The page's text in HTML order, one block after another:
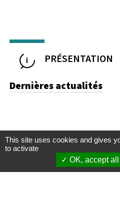
PRÉSENTATION
Dernières actualités
This site uses cookies and gives
to activate
OK, accept all